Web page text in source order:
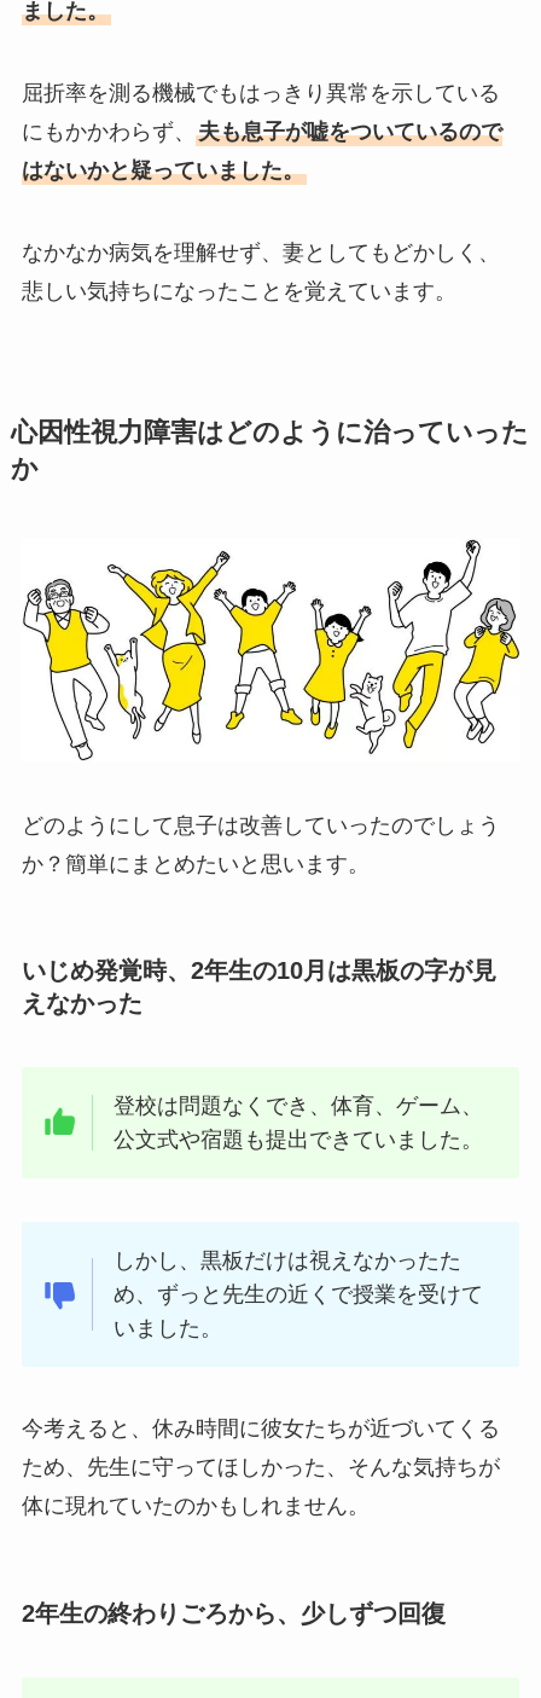
ました。
屈折率を測る機械でもはっきり異常を示している
にもかかわらず、 夫も息子が嘘をついているので
はないかと疑っていました。
なかなか病気を理解せず、妻としてもどかしく、
悲しい気持ちになったことを覚えています。
心因性視力障害はどのように治っていった
か
どのようにして息子は改善していったのでしょう
か？簡単にまとめたいと思います。
いじめ発覚時、2年生の10月は黒板の字が見
えなかった
登校は問題なくでき、体育、ゲーム、
公文式や宿題も提出できていました。
しかし、黒板だけは視えなかったた
め、ずっと先生の近くで授業を受けて
いました。
今考えると、休み時間に彼女たちが近づいてくる
ため、先生に守ってほしかった、そんな気持ちが
体に現れていたのかもしれません。
2年生の終わりごろから、少しずつ回復